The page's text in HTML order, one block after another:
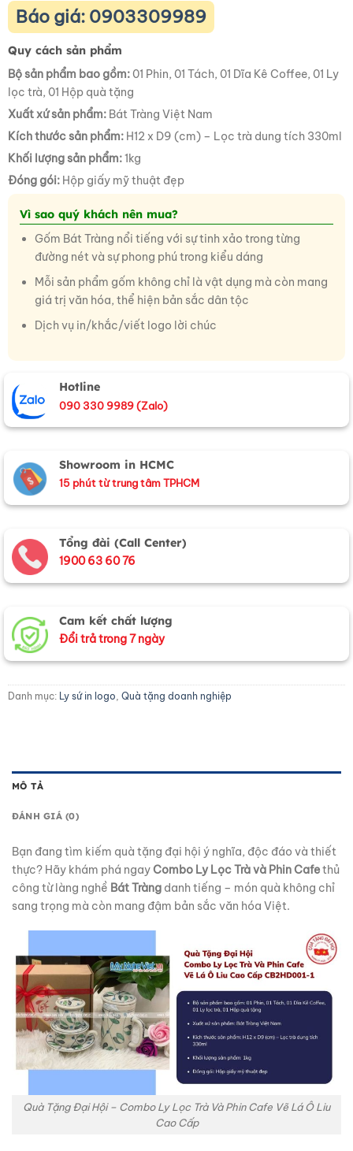
Báo giá: 0903309989
Quy cách sản phẩm
Bộ sản phẩm bao gồm:01 Phin, 01 Tách, 01 Dĩa Kê Coffee, 01 Ly
lọc trà, 01 Hộp quà tặng
Xuất xứ sản phẩm: Bát Tràng Việt Nam
Kích thước sản phẩm: H12 x D9 (cm) – Lọc trà dung tích 330ml
Khối lượng sản phẩm:1kg
Đóng gói: Hộp giấy mỹ thuật đẹp
Vì sao quý khách nên mua?
Gốm Bát Tràng nổi tiếng với sự tinh xảo trong từng
đường nét và sự phong phú trong kiểu dáng
Mỗi sản phẩm gốm không chỉ là vật dụng mà còn mang
giá trị văn hóa, thể hiện bản sắc dân tộc
Dịch vụ in/khắc/viết logo lời chúc
Hotline
090 330 9989 (Zalo)
Showroom in HCMC
15 phút từ trung tâm TPHCM
Tổng đài (Call Center)
1900 63 60 76
Cam kết chất lượng
Đổi trả trong 7 ngày
Danh mục: Ly sứ in logo Quà tặng doanh nghiệp
MÔ TẢ
ĐÁNH GIÁ (0)
Bạn đang tìm kiếm quà tặng đại hội ý nghĩa, độc đáo và thiết
thực? Hãy khám phá ngayCombo Ly Lọc Trà và Phin Cafethủ
công từ làng nghề Bát Tràng danh tiếng – món quà không chỉ
sang trọng mà còn mang đậm bản sắc văn hóa Việt.
Quà Tặng Đại Hội – Combo Ly Lọc Trà Và Phin Cafe Vẽ Lá Ô Liu
Cao Cấp